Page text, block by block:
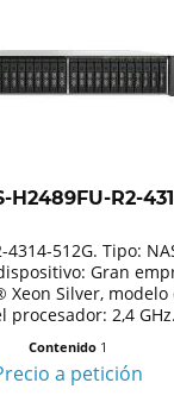
H2489FU-R2-
4314-512G. Tipo:
Gran
Xeon Silver,
procesador: 2,4
Contenido 1
a petición